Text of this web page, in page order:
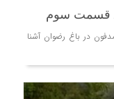
/ قسمت سوم
در باغ رضوان آشنا